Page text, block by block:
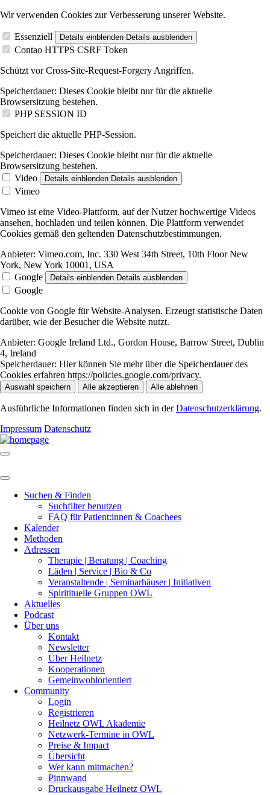
Wir verwenden Cookies zur Verbesserung unserer Website.
Essenziell Details einblenden Details ausblenden
Contao HTTPS CSRF Token
Schützt vor Cross-Site-Request-Forgery Angriffen.
Speicherdauer: Dieses Cookie bleibt nur für die aktuelle
Browsersitzung bestehen.
PHP SESSION ID
Speichert die aktuelle PHP-Session.
Speicherdauer: Dieses Cookie bleibt nur für die aktuelle
Browsersitzung bestehen.
Video
Details einblenden Details ausblenden
Vimeo
Vimeo ist eine Video-Plattform, auf der Nutzer hochwertige Videos
ansehen, hochladen und teilen können. Die Plattform verwendet
Cookies gemäß den geltenden Datenschutzbestimmungen.
Anbieter: Vimeo.com, Inc. 330 West 34th Street, 10th Floor New
York, New York 10001, USA
Google
Details einblenden Details ausblenden
Google
Cookie von Google für Website-Analysen. Erzeugt statistische Daten
darüber, wie der Besucher die Website nutzt.
Anbieter: Google Ireland Ltd., Gordon House, Barrow Street, Dublin
4, Ireland
Speicherdauer: Hier können Sie mehr über die Speicherdauer des
Cookies erfahren https://policies.google.com/privacy.
Auswahl speichern Alle akzeptieren Alle ablehnen
Ausführliche Informationen finden sich in derDatenschutzerklärung.
Impressum Datenschutz
Suchen & Finden
Suchfilter benutzen
FAQ für Patient:innen & Coachees
Kalender
Methoden
Adressen
Therapie | Beratung | Coaching
Läden | Service | Bio & Co
Veranstaltende | Seminarhäuser | Initiativen
Spiritituelle Gruppen OWL
Aktuelles
Podcast
Über uns
Kontakt
Newsletter
Über Heilnetz
Kooperationen
Gemeinwohlorientiert
Community
Login
Registrieren
Heilnetz OWL Akademie
Netzwerk-Termine in OWL
Preise & Impact
Übersicht
Wer kann mitmachen?
Pinnwand
Druckausgabe Heilnetz OWL